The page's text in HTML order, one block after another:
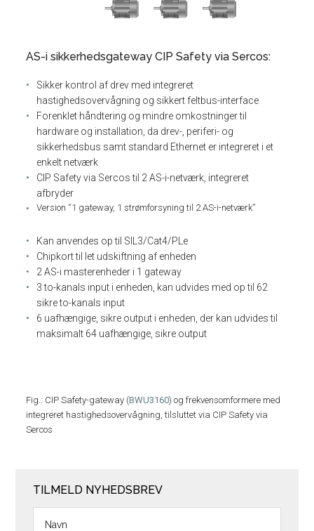
AS-i sikkerhedsgateway CIP Safety via Sercos:
Sikker kontrol af drev med integreret
hastighedsovervågning og sikkert feltbus-interface
Forenklet håndtering og mindre omkostninger til
hardware og installation, da drev-, periferi- og
sikkerhedsbus samt standard Ethernet er integreret i et
enkelt netværk
CIP Safety via Sercos til 2 AS-i-netværk, integreret
afbryder
Version “1 gateway, 1 strømforsyning til 2 AS-i-netværk”
Kan anvendes op til SIL3/Cat4/PLe
Chipkort til let udskiftning af enheden
2 AS-i masterenheder i 1 gateway
3 to-kanals input i enheden, kan udvides med op til 62
sikre to-kanals input
6 uafhængige, sikre output i enheden, der kan udvides til
maksimalt 64 uafhængige, sikre output
Fig.: CIP Safety-gateway(BWU3160) og frekvensomformere med
integreret hastighedsovervågning, tilsluttet via CIP Safety via
Sercos
TILMELD NYHEDSBREV